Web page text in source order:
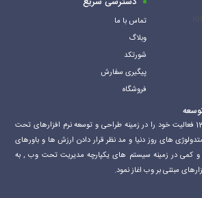
تماس با ما
وبلاگ
شورتکد
پیگیری سفارش
فروشگاه
گروه ماهدیس وب از سال 1390 فعالیت خود را در زمینه طراحی و توسعه نرم افزارهای تحت
های روز دنیا و مد نظر قرار دادن ارزش ها و باورهای
و کمی در زمینه سیستم های یکپارچه مدیریت تحت وب , به
مبتنی بر وب اغاز نمود.